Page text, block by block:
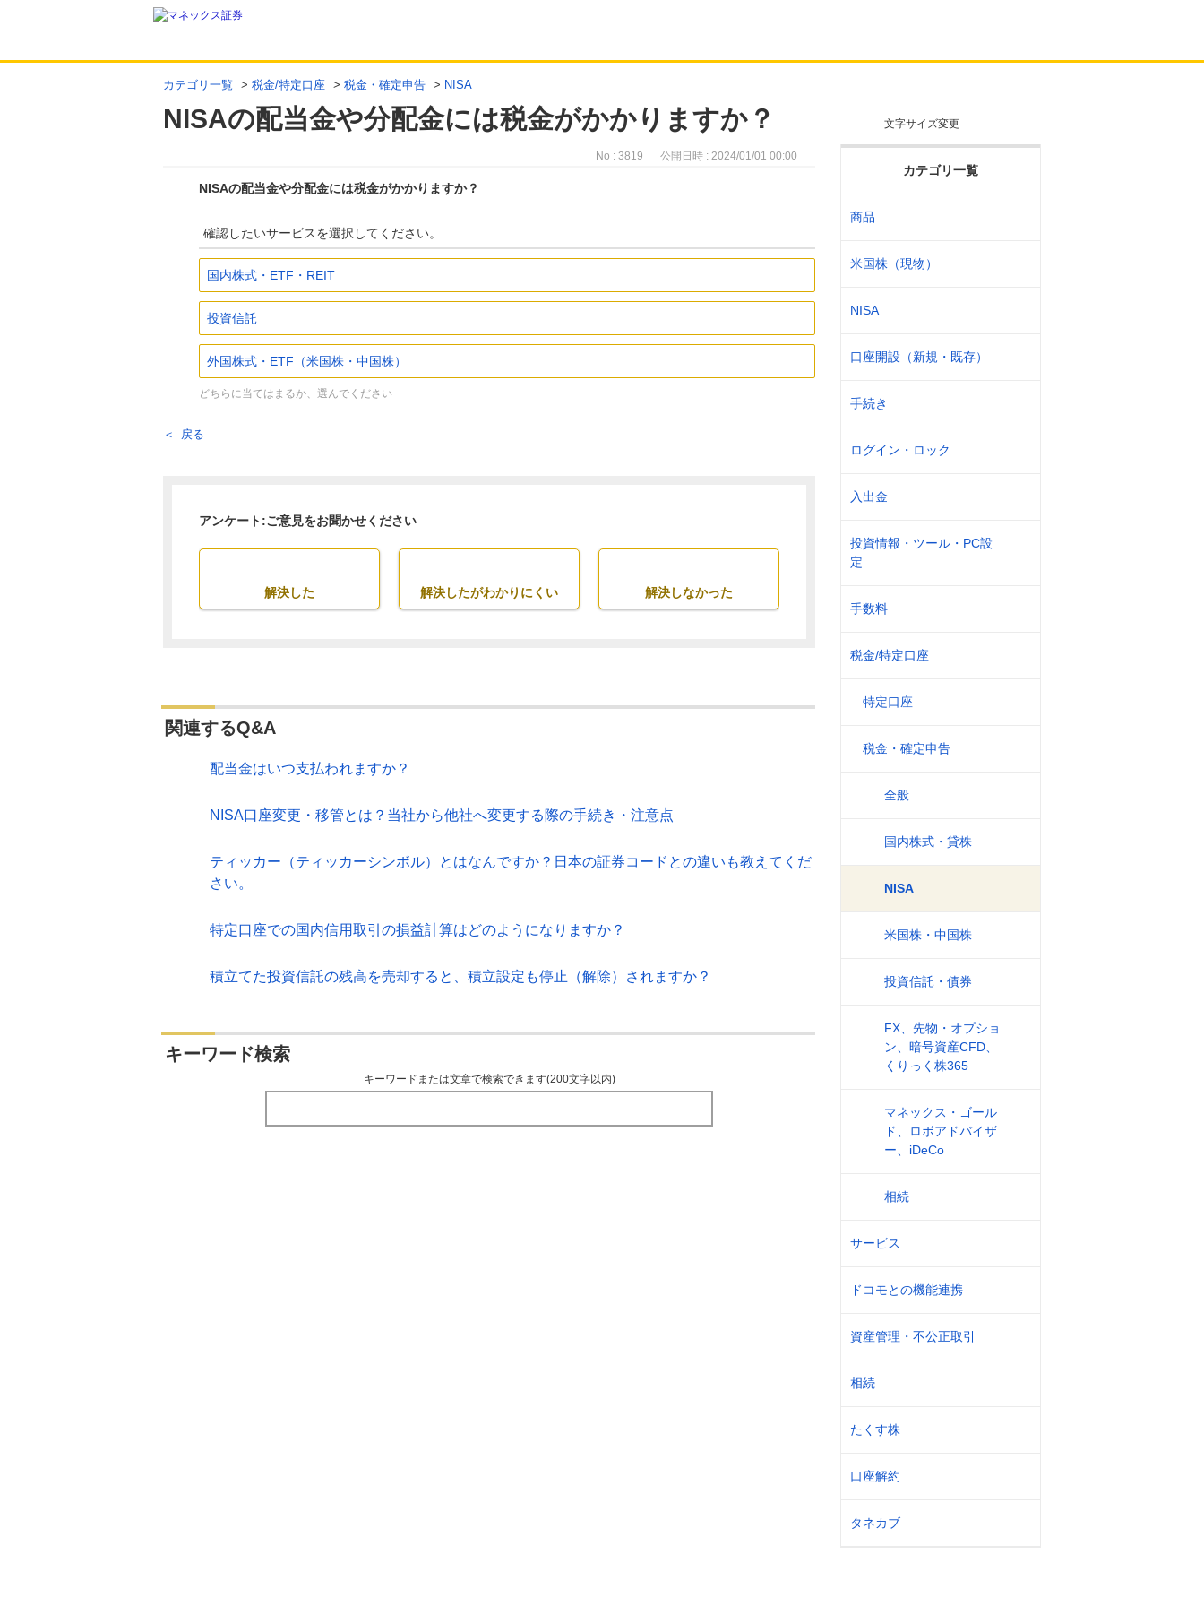
カテゴリ一覧 > 税金/特定口座 > 税金・確定申告 > NISA
NISAの配当金や分配金には税金がかかりますか？ 文字サイズ変更
カテゴリ一覧
商品
米国株（現物）
NISA
口座開設（新規・既存）
手続き
ログイン・ロック
入出金
投資情報・ツール・PC設
定
手数料
税金/特定口座
特定口座
税金・確定申告
全般
国内株式・貸株
NISA
米国株・中国株
投資信託・債券
FX、先物・オプショ
ン、暗号資産CFD、
くりっく株365
マネックス・ゴール
ド、ロボアドバイザ
ー、iDeCo
相続
サービス
ドコモとの機能連携
資産管理・不公正取引
相続
たくす株
口座解約
タネカブ
No : 3819 公開日時 : 2024/01/01 00:00
NISAの配当金や分配金には税金がかかりますか？
確認したいサービスを選択してください。
国内株式・ETF・REIT
投資信託
外国株式・ETF（米国株・中国株）
どちらに当てはまるか、選んでください
戻る
アンケート:ご意見をお聞かせください
解決した 解決したがわかりにくい 解決しなかった
関連するQ&A
配当金はいつ支払われますか？
NISA口座変更・移管とは？当社から他社へ変更する際の手続き・注意点
ティッカー（ティッカーシンボル）とはなんですか？日本の証券コードとの違いも教えてくだ
さい。
特定口座での国内信用取引の損益計算はどのようになりますか？
積立てた投資信託の残高を売却すると、積立設定も停止（解除）されますか？
キーワード検索
キーワードまたは文章で検索できます(200文字以内)